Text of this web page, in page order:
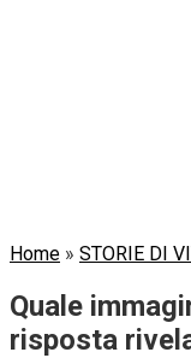
Home » STORIE DI
Quale
risposta